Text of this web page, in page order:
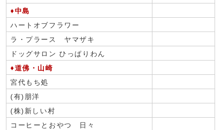
♦中島
ハートオブフラワー
ラ・プラース ヤマザキ
ドッグサロン ひっぱりわん
♦道佛・山崎
宮代もち処
(有)朋洋
(株)新しい村
コーヒーとおやつ 日々